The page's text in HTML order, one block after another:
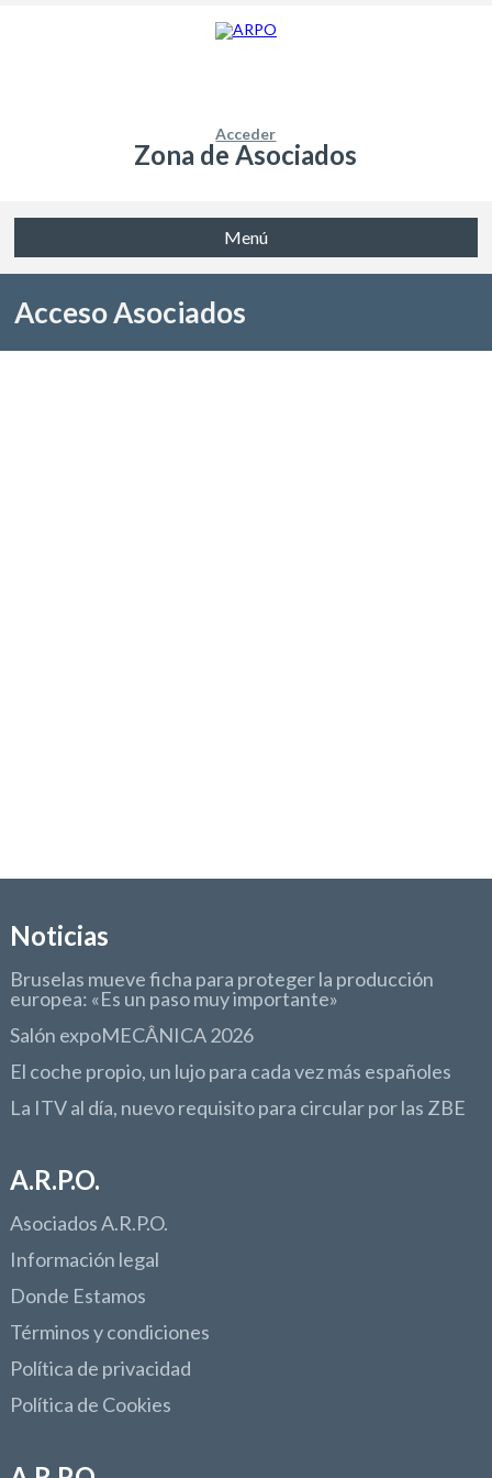
Acceder
Zona de Asociados
Menú
Acceso Asociados
Noticias
Bruselas mueve ficha para proteger la producción
europea: «Es un paso muy importante»
Salón expoMECÂNICA 2026
El coche propio, un lujo para cada vez más españoles
La ITV al día, nuevo requisito para circular por las ZBE
A.R.P.O.
Asociados A.R.P.O.
Información legal
Donde Estamos
Términos y condiciones
Política de privacidad
Política de Cookies